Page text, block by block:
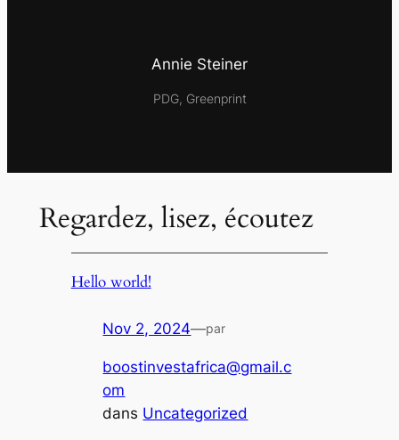
Annie Steiner
PDG, Greenprint
Regardez, lisez, écoutez
Hello world!
Nov 2, 2024—par
boostinvestafrica@gmail.c
om
dans Uncategorized